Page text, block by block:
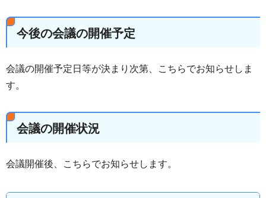
今後の会議の開催予定
会議の開催予定日等が決まり次第、こちらでお知らせしま
す。
会議の開催状況
会議開催後、こちらでお知らせします。